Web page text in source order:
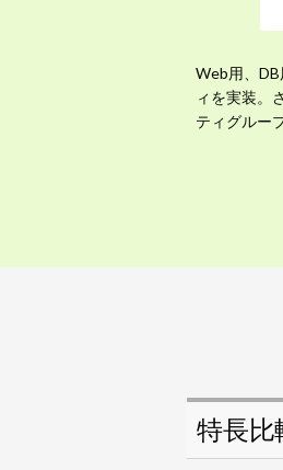
Web用、
ィを実装。
ティグルー
特長比